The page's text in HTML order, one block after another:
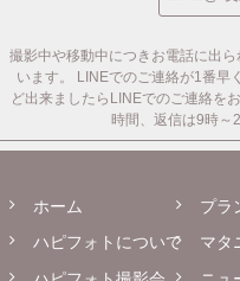
撮影中や移動中につきお電話に出
います。
LINEでのご連絡が1番早
ど出来ましたらLINEでのご連絡を
時間、返信は9時～
ホーム
ハピフォトについて
プラ
マタ